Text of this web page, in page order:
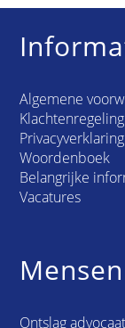
Algemene
Klachtenregeling
Privacyverklaring
Woordenboek
Belangrijke
Vacatures
Ontslag